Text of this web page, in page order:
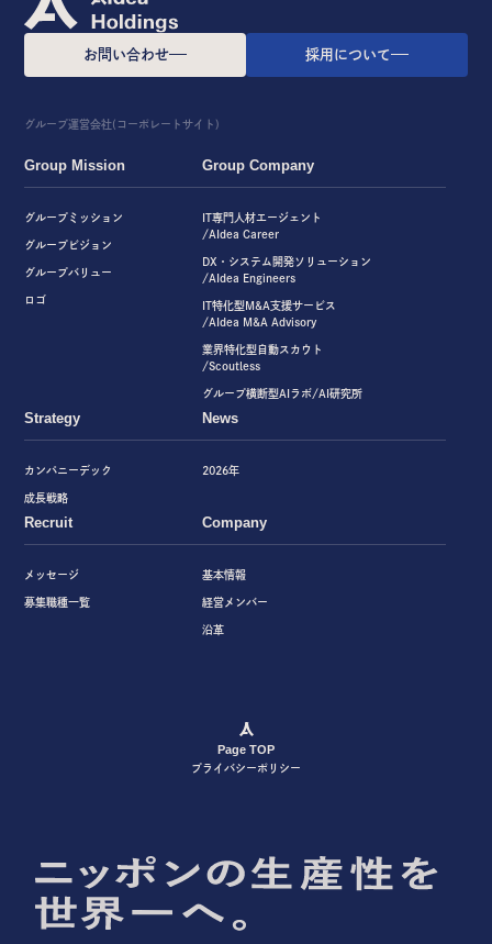
お問い合わせ 採用について
グループ運営会社(コーポレートサイト)
Group Mission
グループミッション
グループビジョン
グループバリュー
ロゴ
Group Company
IT専門人材エージェント
/AIdea Career
DX・システム開発ソリューション
/AIdea Engineers
IT特化型M&A支援サービス
/AIdea M&A Advisory
業界特化型自動スカウト
/Scoutless
グループ横断型AIラボ/AI研究所
Strategy
カンパニーデック
成長戦略
News
2026年
Recruit
メッセージ
募集職種一覧
Company
基本情報
経営メンバー
沿革
プライバシーポリシー
Page TOP